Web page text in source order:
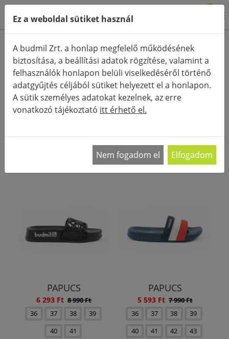
Termékkategóriák
Részletes keresés
FŐOLDAL
ÚJ TERMÉKEK
RENDEZÉS:
ÚJ
PAPUCS
6 293 Ft 8 990 Ft
36
37 38
39
40
41
- 30% ÚJ
PAPUCS
5 593 Ft 7 990 Ft
36
37 38
39
40
41 42
43
Ez a weboldal sütiket használ
A budmil Zrt. a honlap megfelelő működésének
biztosítása, a beállítási adatok rögzítése, valamint a
felhasználók honlapon belüli viselkedéséről történő
adatgyűjtés céljából sütiket helyezett el a honlapon.
A sütik személyes adatokat kezelnek, az erre
vonatkozó tájékoztató itt érhető el.
Nem fogadom el Elfogadom